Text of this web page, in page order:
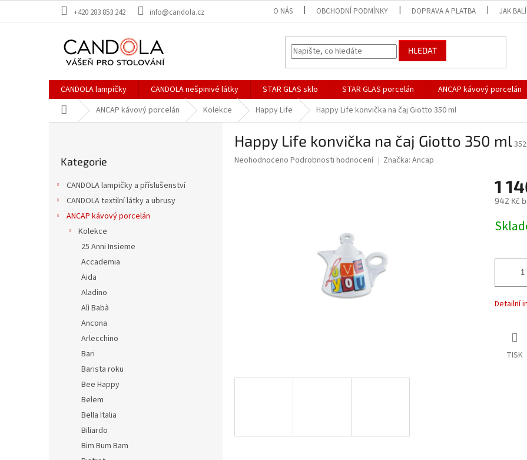
+420 283 853 242 info@candola.cz O NÁS OBCHODNÍ PODMÍNKY DOPRAVA A PLATBA JAK
HLEDAT
CANDOLA lampičky CANDOLA nešpinivé látky STAR GLAS sklo STAR GLAS porcelán ANCAP kávový porcelán
Domů ANCAP kávový porcelán Kolekce Happy Life Happy Life konvička na čaj Giotto 350 ml
kategorie
Kategorie
CANDOLA lampičky a příslušenství
CANDOLA textilní látky a ubrusy
ANCAP kávový porcelán
Kolekce
25 Anni Insieme
Accademia
Aida
Aladino
Alì Babà
Ancona
Arlecchino
Bari
Barista roku
Bee Happy
Belem
Bella Italia
Biliardo
Bim Bum Bam
Happy Life konvička na čaj Giotto 350 ml
Průměrné
Neohodnoceno Podrobnosti hodnocení Značka: Ancap
1
942 Kč
cena:
Detailní
TISK